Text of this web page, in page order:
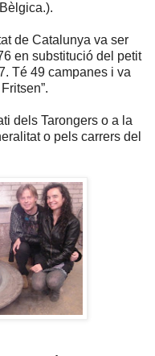
de Catalunya va ser
en substitució del petit
Té 49 campanes i va
dels Tarongers o a la
o pels carrers del